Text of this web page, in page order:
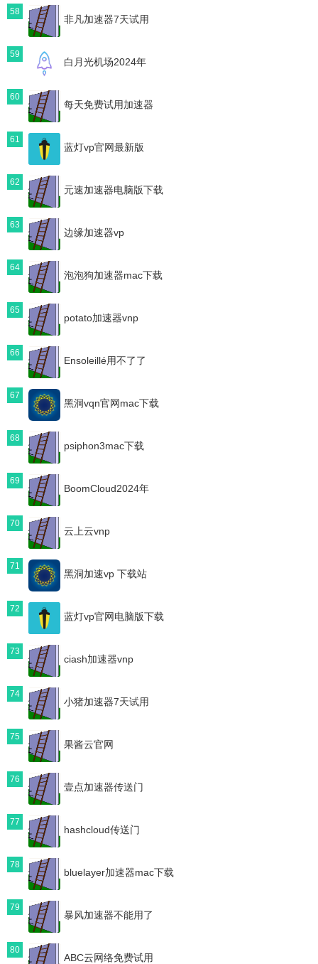
58
非凡加速器7天试用
59
白月光机场2024年
60
每天免费试用加速器
61
蓝灯vp官网最新版
62
元速加速器电脑版下载
63
边缘加速器vp
64
泡泡狗加速器mac下载
65
potato加速器vnp
66
Ensoleillé用不了了
67
黑洞vqn官网mac下载
68
psiphon3mac下载
69
BoomCloud2024年
70
云上云vnp
71
黑洞加速vp 下载站
72
蓝灯vp官网电脑版下载
73
ciash加速器vnp
74
小猪加速器7天试用
75
果酱云官网
76
壹点加速器传送门
77
hashcloud传送门
78
bluelayer加速器mac下载
79
暴风加速器不能用了
80
ABC云网络免费试用